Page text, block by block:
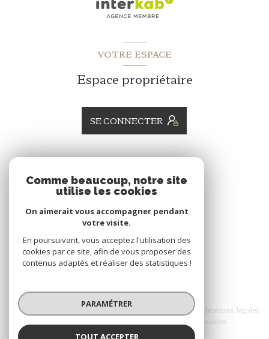
VOTRE ESPACE
Espace propriétaire
SE CONNECTER
Nous adhérons
© 2026 | Tous droits réservés
Nos honoraires
Nos partenaires
Mentions légales
Cookies
Comme beaucoup, notre site
utilise les cookies
On aimerait vous accompagner pendant
votre visite.
En poursuivant, vous acceptez l'utilisation des
cookies par ce site, afin de vous proposer des
contenus adaptés et réaliser des statistiques !
PARAMÉTRER
TOUT ACCEPTER